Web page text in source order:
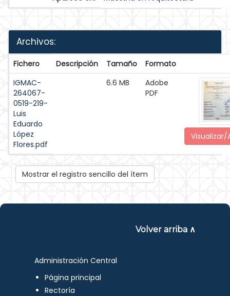
Archivos:
Fichero Descripción Tamaño
Formato
IGMAC-
264067-
0519-219-
Luis
Eduardo
López
Flores.pdf
6.6 MB
Adobe
PDF
Visualizar/
Mostrar el registro sencillo del ítem
Volver arriba ∧
Administración Central
Página principal
Rectoría